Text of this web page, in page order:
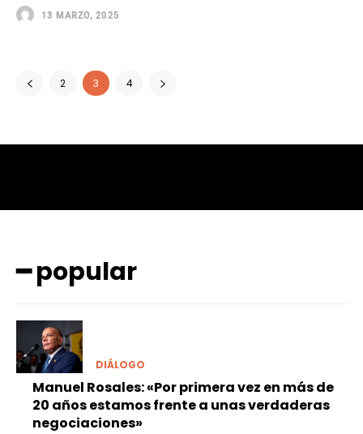
13 MARZO, 2025
2 3 4
━ popular
DIÁLOGO
Manuel Rosales: «Por primera vez en más de
20 años estamos frente a unas verdaderas
negociaciones»